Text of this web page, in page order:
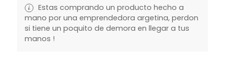
Estas comprando un producto hecho a
mano por una emprendedora argetina, perdon
si tiene un poquito de demora en llegar a tus
manos !